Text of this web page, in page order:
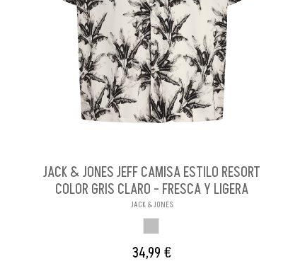
JACK & JONES JEFF CAMISA ESTILO RESORT
COLOR GRIS CLARO - FRESCA Y LIGERA
JACK & JONES
34,99 €